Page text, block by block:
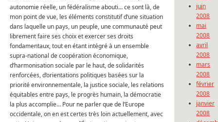
autonomie réelle, un fédéralisme abouti… ce sont là, de
mon point de vue, les éléments constitutif d’une situation
dans laquelle un pays, un peuple, une communauté peut
librement faire ses choix et exercer ses droits
fondamentaux, tout en étant intégré à un ensemble
supra-national de coopération économique,
d’harmonisation sociale par le haut, de solidarités
renforcées, d’orientations politiques basées sur la
priorité environnementale, la justice sociale, les relations
équitables entre pays, le progrès humain, la démocratie
la plus accomplie… Pour ne parler que de l’Europe
occidentale, on en est certes très loin actuellement, avec
juin
2008
mai
2008
avril
2008
mars
2008
février
2008
janvier
2008